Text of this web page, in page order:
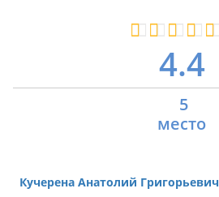
4.4
5
Кучерена Анатолий Григорьевич